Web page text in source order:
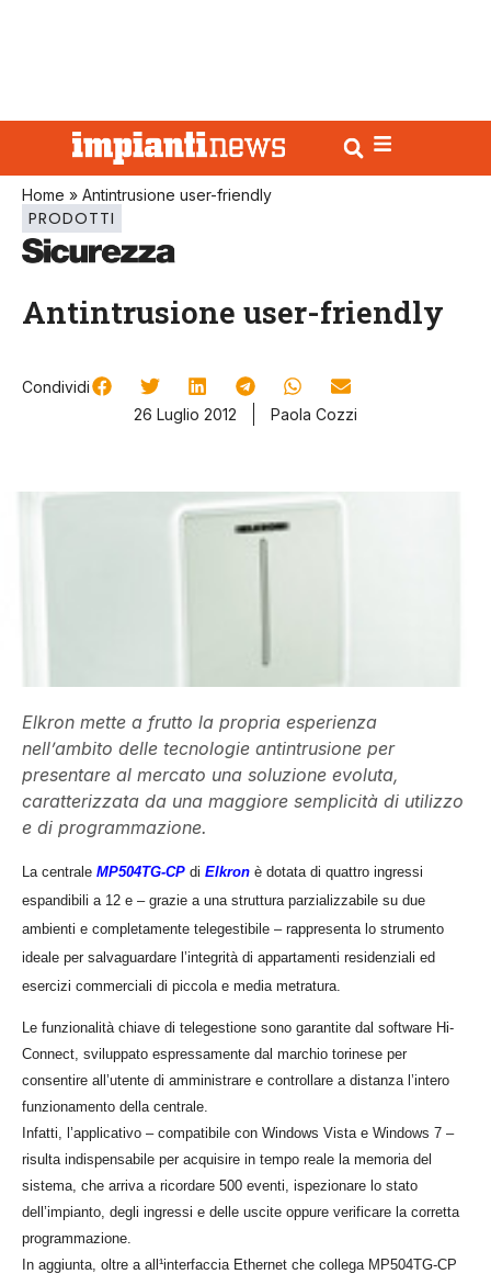
Home » Antintrusione user-friendly
PRODOTTI
Antintrusione user-friendly
Condividi
26 Luglio 2012
Paola Cozzi
Elkron mette a frutto la propria esperienza
nell’ambito delle tecnologie antintrusione per
presentare al mercato una soluzione evoluta,
caratterizzata da una maggiore semplicità di utilizzo
e di programmazione.
La centrale MP504TG-CP di Elkron è dotata di quattro ingressi
espandibili a 12 e – grazie a una struttura parzializzabile su due
ambienti e completamente telegestibile – rappresenta lo strumento
ideale per salvaguardare l’integrità di appartamenti residenziali ed
esercizi commerciali di piccola e media metratura.
Le funzionalità chiave di telegestione sono garantite dal software Hi-
Connect, sviluppato espressamente dal marchio torinese per
consentire all’utente di amministrare e controllare a distanza l’intero
funzionamento della centrale.
Infatti, l’applicativo – compatibile con Windows Vista e Windows 7 –
risulta indispensabile per acquisire in tempo reale la memoria del
sistema, che arriva a ricordare 500 eventi, ispezionare lo stato
dell’impianto, degli ingressi e delle uscite oppure verificare la corretta
programmazione.
In aggiunta, oltre a all¹interfaccia Ethernet che collega MP504TG-CP